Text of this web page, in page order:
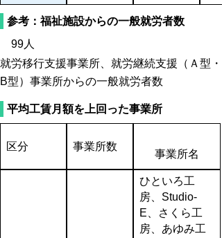
参考：福祉施設からの一般就労者数
99人
就労移行支援事業所、就労継続支援（Ａ型・
B型）事業所からの一般就労者数
平均工賃月額を上回った事業所
区分 事業所数
事業所名
ひといろ工
房、Studio-
E、さくら工
房、あゆみ工